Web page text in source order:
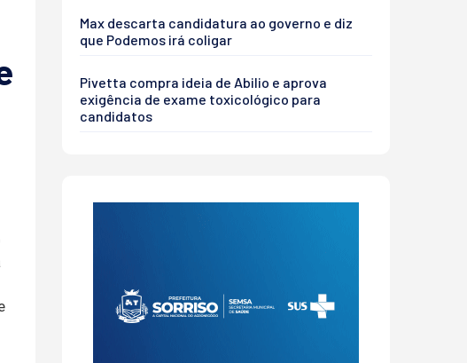
Max descarta candidatura ao governo e diz
que Podemos irá coligar
Pivetta compra ideia de Abilio e aprova
exigência de exame toxicológico para
candidatos